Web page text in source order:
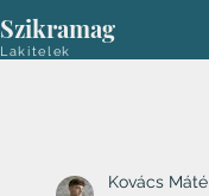
Szikramag
Lakitelek
Kovács Máté